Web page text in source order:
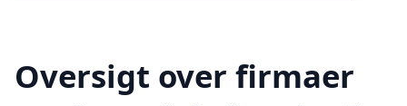
Oversigt over firmaer